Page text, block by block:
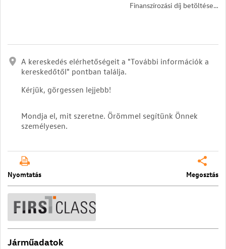
Finanszírozási díj betöltése…
A kereskedés elérhetőségeit a "További információk a
kereskedőtől" pontban találja.
Kérjük, görgessen lejjebb!
Mondja el, mit szeretne. Örömmel segítünk Önnek
személyesen.
Nyomtatás Megosztás
Járműadatok